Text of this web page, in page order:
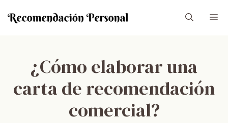
¿Cómo elaborar una
carta de recomendación
comercial?